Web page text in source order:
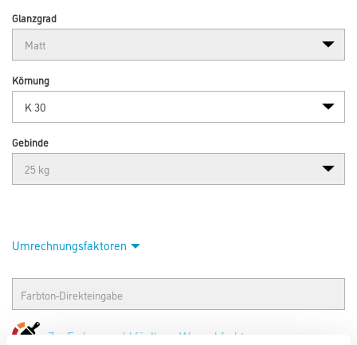
Glanzgrad
Körnung
Gebinde
Umrechnungsfaktoren
Zur Farbauswahl für Ihren Wunschfarbton